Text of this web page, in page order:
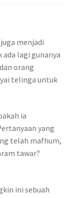
menjadi
ada lagi gunanya
orang
telinga untuk
ia
yang
telah mafhum,
tawar?
ini sebuah